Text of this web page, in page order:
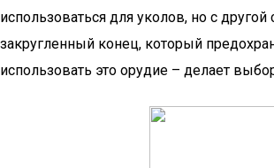
использоваться для уколов, но с другой
закругленный конец, который
использовать это орудие – делает